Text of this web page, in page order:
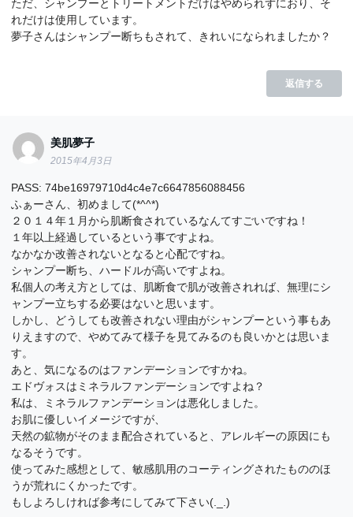
ただ、シャンプーとトリートメントだけはやめられずにおり、そ
れだけは使用しています。
夢子さんはシャンプー断ちもされて、きれいになられましたか？
返信する
美肌夢子
2015年4月3日
PASS: 74be16979710d4c4e7c6647856088456
ふぁーさん、初めまして(*^^*)
２０１４年１月から肌断食されているなんてすごいですね！
１年以上経過しているという事ですよね。
なかなか改善されないとなると心配ですね。
シャンプー断ち、ハードルが高いですよね。
私個人の考え方としては、肌断食で肌が改善されれば、無理にシ
ャンプー立ちする必要はないと思います。
しかし、どうしても改善されない理由がシャンプーという事もあ
りえますので、やめてみて様子を見てみるのも良いかとは思いま
す。
あと、気になるのはファンデーションですかね。
エドヴォスはミネラルファンデーションですよね？
私は、ミネラルファンデーションは悪化しました。
お肌に優しいイメージですが、
天然の鉱物がそのまま配合されていると、アレルギーの原因にも
なるそうです。
使ってみた感想として、敏感肌用のコーティングされたもののほ
うが荒れにくかったです。
もしよろしければ参考にしてみて下さい(._.)